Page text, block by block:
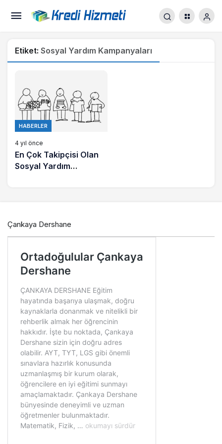
Etiket: Sosyal Yardım Kampanyaları
HABERLER
4 yıl önce
En Çok Takipçisi Olan
Sosyal Yardım
Çankaya Dershane